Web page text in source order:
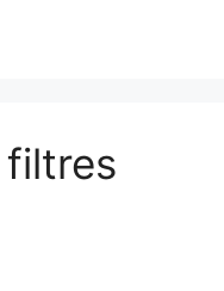
filtres